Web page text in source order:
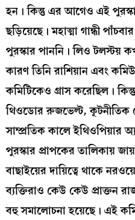
হন। কিন্তু এর আগেও এই
ছড়িয়েছে। মহাত্মা গান্ধী
পুরস্কার পাননি। লিও টলস্টয়
কারণ তিনি রাশিয়ান এবং
কমিটিকেও গ্রাস করেছিল।
থিওডোর রুজভেল্ট, কূটনীতিক
সাম্প্রতিক কালে ইথিওপিয়ার
পুরস্কার প্রাপকের তালিকায়
বাছাইয়ের দায়িত্বে থাকে
ব্যক্তিরাও কেউ কেউ প্রাক্তন
বহু সমালোচনা হয়েছে। এই